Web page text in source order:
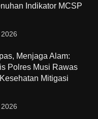
Indikator MCSP
Menjaga Alam:
Polres Musi Rawas
Mitigasi